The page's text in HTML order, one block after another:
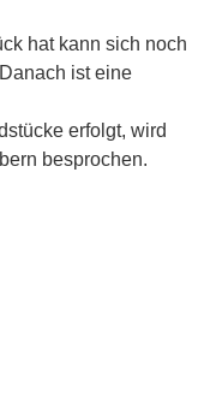
hat kann sich noch
ist eine
erfolgt, wird
besprochen.